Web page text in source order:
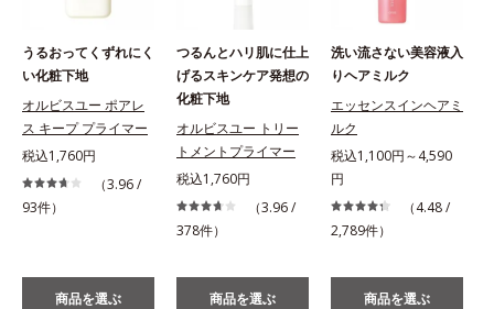
うるおってくずれにく
い化粧下地
オルビスユー ポアレ
ス キープ プライマー
税込1,760円
（3.96 /
93件）
商品を選ぶ
つるんとハリ肌に仕上
げるスキンケア発想の
化粧下地
オルビスユー トリー
トメントプライマー
税込1,760円
（3.96 /
378件）
商品を選ぶ
洗い流さない美容液入
りヘアミルク
エッセンスインヘアミ
ルク
税込1,100円～4,590
円
（4.48 /
2,789件）
商品を選ぶ